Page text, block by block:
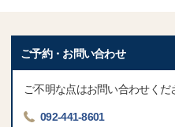
ご予約・お問い合わせ
ご不明な点はお問い合わせくだ
092-441-8601